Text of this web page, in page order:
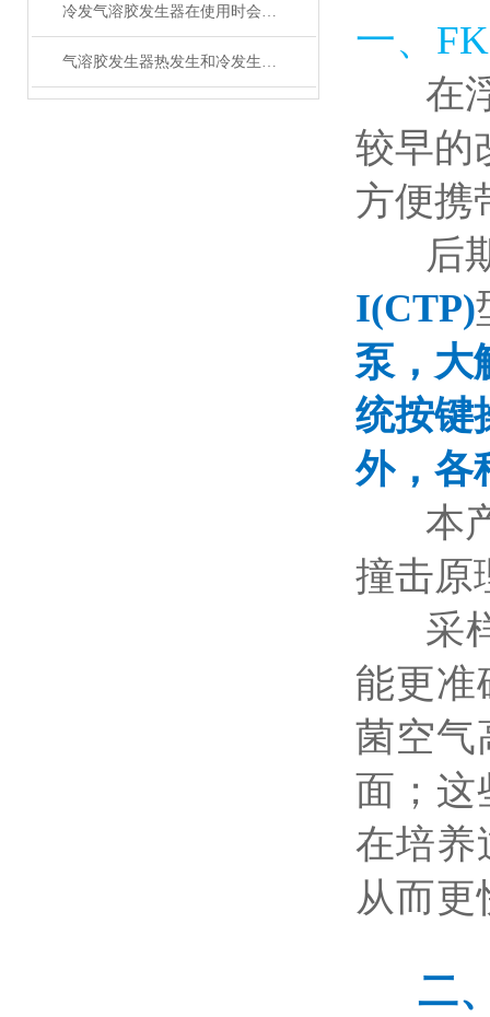
冷发气溶胶发生器在使用时会遇到的难题分析
气溶胶发生器热发生和冷发生测试步骤分享 一、
在
较早的
方便携
后
I(CTP)
泵，大
统按键
外，各
本
撞击原
采
能更准
菌空气
面；
在培养
从而更
二